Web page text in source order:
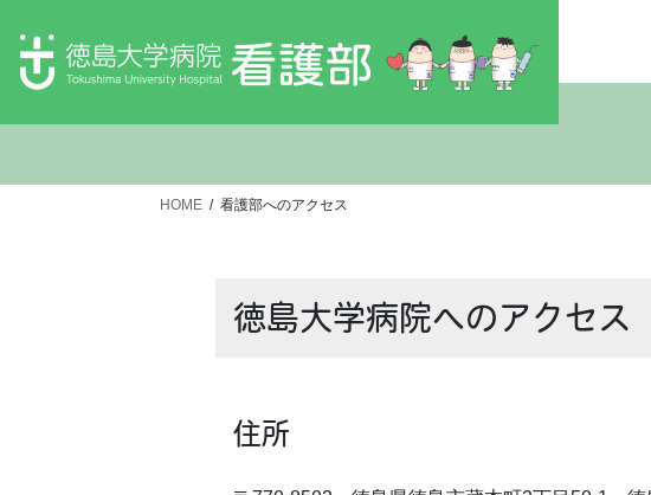
HOME 看護部へのアクセス
徳島大学病院へのアクセス
住所